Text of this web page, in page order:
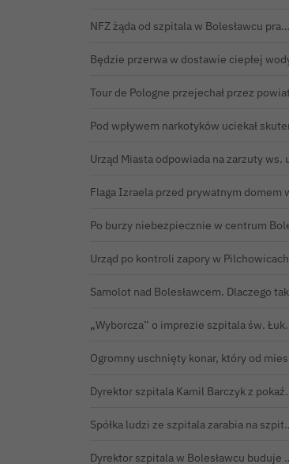
NFZ żąda od szpitala w Bolesławcu prawie 5,9 mln zł. Potężny cios po kontroli rozliczeń
„Wyborcza” o
Dyrektor
Spółka ludzi ze szpitala
Dyrektor szpitala w Bolesławcu buduje